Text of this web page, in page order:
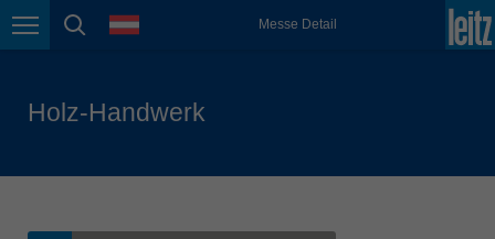
Seitennavigation
Seitensuche
Sprache Messe Detail
Malaysia
Holz-Handwerk